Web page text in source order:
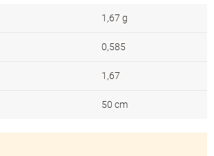
1,67 g
0,585
1,67
50 cm